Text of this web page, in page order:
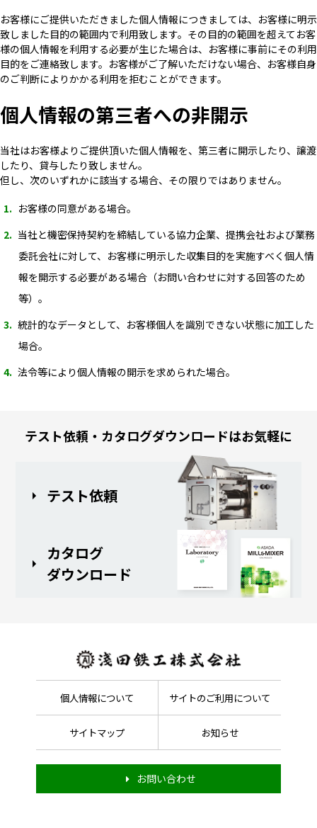
お客様にご提供いただきました個人情報につきましては、お客様に明示
致しました目的の範囲内で利用致します。その目的の範囲を超えてお客
様の個人情報を利用する必要が生じた場合は、お客様に事前にその利用
目的をご連絡致します。お客様がご了解いただけない場合、お客様自身
のご判断によりかかる利用を拒むことができます。
個人情報の第三者への非開示
当社はお客様よりご提供頂いた個人情報を、第三者に開示したり、譲渡
したり、貸与したり致しません。
但し、次のいずれかに該当する場合、その限りではありません。
お客様の同意がある場合。
当社と機密保持契約を締結している協力企業、提携会社および業務
委託会社に対して、お客様に明示した収集目的を実施すべく個人情
報を開示する必要がある場合（お問い合わせに対する回答のため
等）。
統計的なデータとして、お客様個人を識別できない状態に加工した
場合。
法令等により個人情報の開示を求められた場合。
テスト依頼・カタログダウンロードはお気軽に
テスト依頼
カタログ
ダウンロード
個人情報について サイトのご利用について
サイトマップ お知らせ
お問い合わせ